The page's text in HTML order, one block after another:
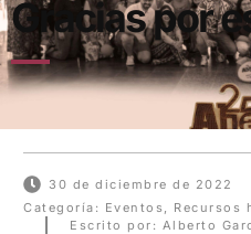
Gracias por
30 de diciembre de 2022
Categoría: Eventos, Recursos
Escrito por: Alberto